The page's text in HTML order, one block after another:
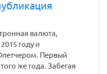
валюта,
году и
Первый
же года. Забегая